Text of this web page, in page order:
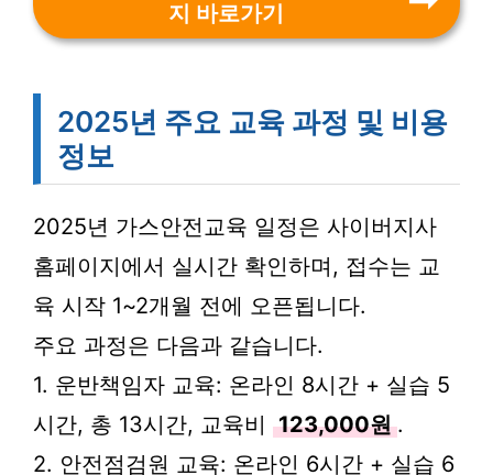
지 바로가기
2025년 주요 교육 과정 및 비용
정보
2025년 가스안전교육 일정은 사이버지사
홈페이지에서 실시간 확인하며, 접수는 교
육 시작 1~2개월 전에 오픈됩니다.
주요 과정은 다음과 같습니다.
1. 운반책임자 교육: 온라인 8시간 + 실습 5
시간, 총 13시간, 교육비 123,000원 .
2. 안전점검원 교육: 온라인 6시간 + 실습 6